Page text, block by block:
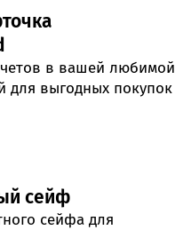
в вашей любимой
для выгодных покупок
сейф
сейфа для